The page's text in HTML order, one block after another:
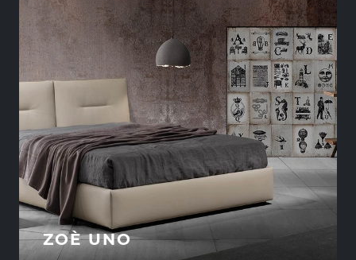
ZOÈ UNO